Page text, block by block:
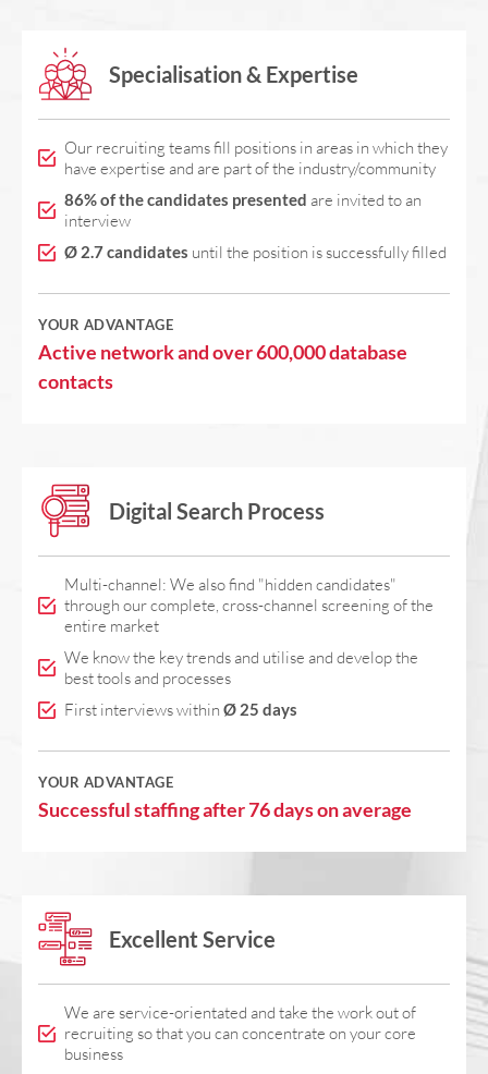
Specialisation & Expertise
Our recruiting teams fill positions in areas in which they
have expertise and are part of the industry/community
86% of the candidates presented are invited to an
interview
Ø 2.7 candidates until the position is successfully filled
YOUR ADVANTAGE
Active network and over 600,000 database
contacts
Digital Search Process
Multi-channel: We also find "hidden candidates"
through our complete, cross-channel screening of the
entire market
We know the key trends and utilise and develop the
best tools and processes
First interviews within Ø 25 days
YOUR ADVANTAGE
Successful staffing after 76 days on average
Excellent Service
We are service-orientated and take the work out of
recruiting so that you can concentrate on your core
business